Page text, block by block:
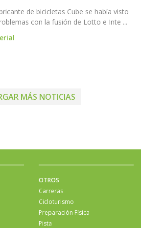
de bicicletas Cube se había visto
con la fusión de Lotto e Inte ...
MÁS NOTICIAS
OTROS
Carreras
Cicloturismo
Preparación Física
Pista